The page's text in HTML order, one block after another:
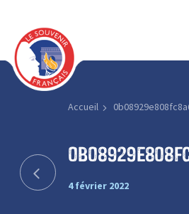
Accueil
4 février 2022